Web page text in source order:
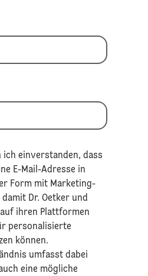
ich einverstanden, dass
E-Mail-Adresse in
Form mit Marketing-
Dr. Oetker und
ihren Plattformen
personalisierte
können.
umfasst dabei
eine mögliche